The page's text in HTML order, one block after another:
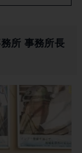
所 事務所長